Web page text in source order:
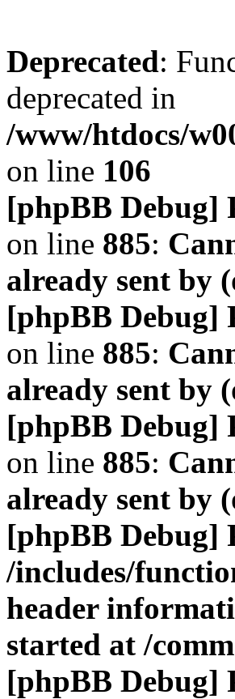
Deprecated:
deprecated in
/www/htdocs/
on line 106
[phpBB Debug]
on line 885:
already sent by
[phpBB Debug]
on line 885:
already sent by
[phpBB Debug]
on line 885:
already sent by
[phpBB Debug]
/includes/
header
started at /
[phpBB Debug]